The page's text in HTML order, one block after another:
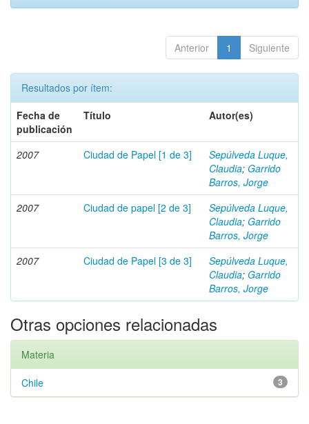
Anterior 1 Siguiente
Resultados por ítem:
Fecha de
publicación
Título Autor(es)
2007 Ciudad de Papel [1 de 3]
Sepúlveda Luque,
Claudia; Garrido
Barros, Jorge
2007
Ciudad de papel [2 de 3]
Sepúlveda Luque,
Claudia; Garrido
Barros, Jorge
2007
Ciudad de Papel [3 de 3]
Sepúlveda Luque,
Claudia; Garrido
Barros, Jorge
Otras opciones relacionadas
Materia
3
Chile